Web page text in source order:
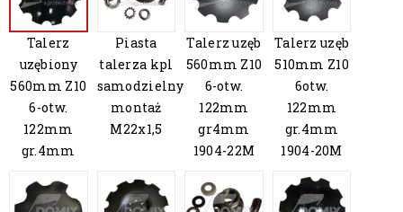
Talerz
uzębiony
560mm Z10
6-otw.
122mm
gr.4mm
Piasta
talerza kpl
samodzielny
montaż
M22x1,5
Talerz uzęb
560mm Z10
6-otw.
122mm
gr4mm
1904-22M
Talerz uzęb
510mm Z10
6otw.
122mm
gr.4mm
1904-20M